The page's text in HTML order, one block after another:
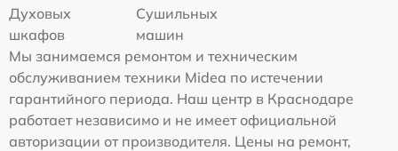
Духовых
шкафов
Сушильных
машин
Мы занимаемся ремонтом и техническим
обслуживанием техники Midea по истечении
гарантийного периода. Наш центр в Краснодаре
работает независимо и не имеет официальной
авторизации от производителя. Цены на ремонт,